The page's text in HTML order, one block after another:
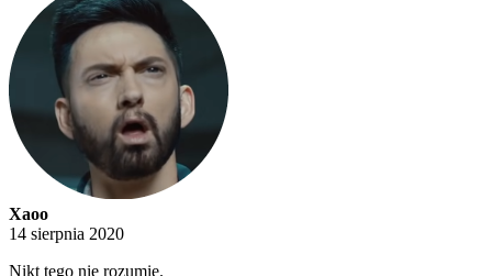
Xaoo
14 sierpnia 2020
Nikt tego nie rozumie.